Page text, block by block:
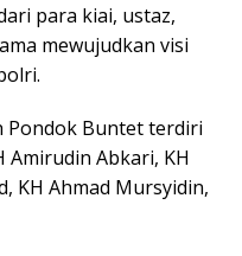
para kiai, ustaz,
mewujudkan visi
Pondok Buntet terdiri
Amirudin Abkari, KH
KH Ahmad Mursyidin,